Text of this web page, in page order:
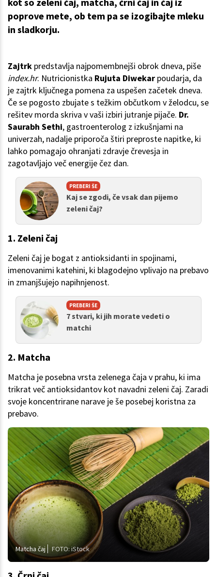
poprove mete, ob tem pa se izogibajte mleku
in sladkorju.
Zajtrk predstavlja najpomembnejši obrok dneva, piše
index.hr. Nutricionistka Rujuta Diwekar poudarja, da
je zajtrk ključnega pomena za uspešen začetek dneva.
Če se pogosto zbujate s težkim občutkom v želodcu, se
rešitev morda skriva v vaši izbiri jutranje pijače. Dr.
Saurabh Sethi, gastroenterolog z izkušnjami na
univerzah, nadalje priporoča štiri preproste napitke, ki
lahko pomagajo ohranjati zdravje črevesja in
zagotavljajo več energije čez dan.
PREBERI ŠE
Kaj se zgodi, če vsak dan pijemo
zeleni čaj?
1. Zeleni čaj
Zeleni čaj je bogat z antioksidanti in spojinami,
imenovanimi katehini, ki blagodejno vplivajo na prebavo
in zmanjšujejo napihnjenost.
PREBERI ŠE
7 stvari, ki jih morate vedeti o
matchi
2. Matcha
Matcha je posebna vrsta zelenega čaja v prahu, ki ima
trikrat več antioksidantov kot navadni zeleni čaj. Zaradi
svoje koncentrirane narave je še posebej koristna za
prebavo.
Matcha čaj FOTO: iStock